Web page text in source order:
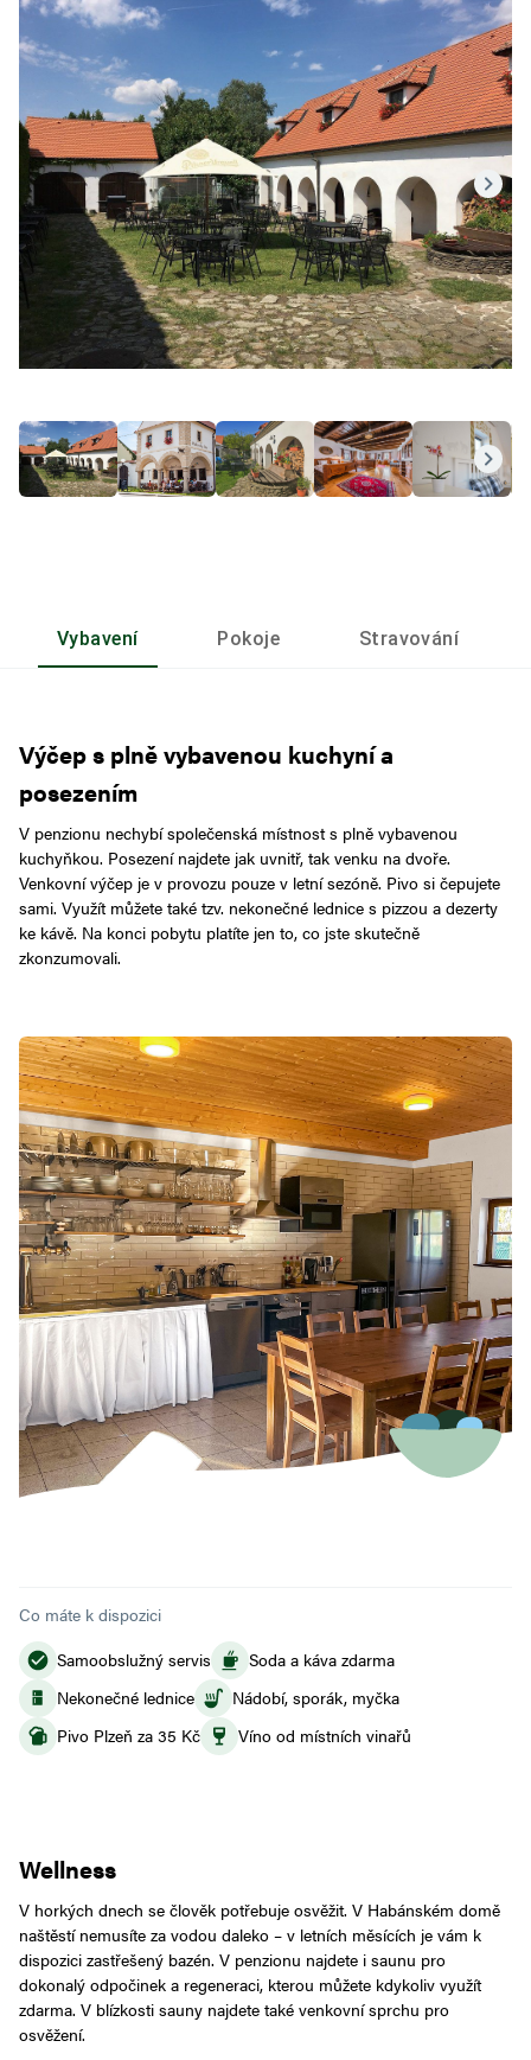
Vybavení Pokoje Stravování
Výčep s plně vybavenou kuchyní a
posezením
V penzionu nechybí společenská místnost s plně vybavenou
kuchyňkou. Posezení najdete jak uvnitř, tak venku na dvoře.
Venkovní výčep je v provozu pouze v letní sezóně. Pivo si čepujete
sami. Využít můžete také tzv. nekonečné lednice s pizzou a dezerty
ke kávě. Na konci pobytu platíte jen to, co jste skutečně
zkonzumovali.
Co máte k dispozici
Samoobslužný servis
Soda a káva zdarma
Nekonečné lednice
Nádobí, sporák, myčka
Pivo Plzeň za 35 Kč
Víno od místních vinařů
Wellness
V horkých dnech se člověk potřebuje osvěžit. V Habánském domě
naštěstí nemusíte za vodou daleko – v letních měsících je vám k
dispozici zastřešený bazén. V penzionu najdete i saunu pro
dokonalý odpočinek a regeneraci, kterou můžete kdykoliv využít
zdarma. V blízkosti sauny najdete také venkovní sprchu pro
osvěžení.